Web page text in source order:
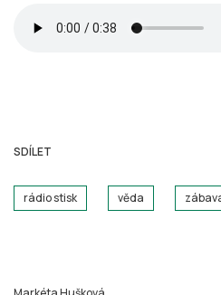
SDÍLET
rádio stisk věda